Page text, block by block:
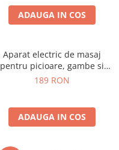
ADAUGA IN COS
Aparat electric de masaj
pentru picioare, gambe si
brate
189 RON
ADAUGA IN COS